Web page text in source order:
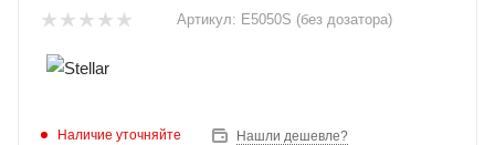
Артикул: E5050S (без дозатора)
Наличие уточняйте Нашли дешевле?